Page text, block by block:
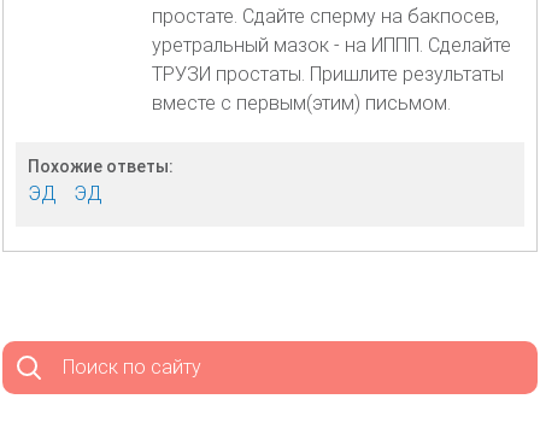
простате. Сдайте сперму на бакпосев,
уретральный мазок - на ИППП. Сделайте
ТРУЗИ простаты. Пришлите результаты
вместе с первым(этим) письмом.
Похожие ответы:
ЭД ЭД
Поиск по сайту